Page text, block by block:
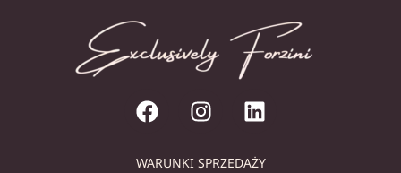
WARUNKI SPRZEDAŻY